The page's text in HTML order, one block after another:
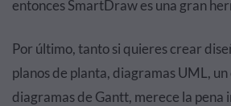
entonces SmartDraw es una gran
Por último, tanto si quieres crear
planos de planta, diagramas UML,
diagramas de Gantt, merece la pena